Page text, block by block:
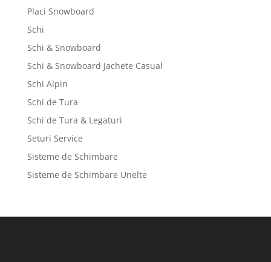
Placi Snowboard
Schi
Schi & Snowboard
Schi & Snowboard Jachete Casual
Schi Alpin
Schi de Tura
Schi de Tura & Legaturi
Seturi Service
Sisteme de Schimbare
Sisteme de Schimbare Unelte